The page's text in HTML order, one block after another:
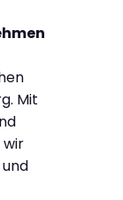
Mit
wir